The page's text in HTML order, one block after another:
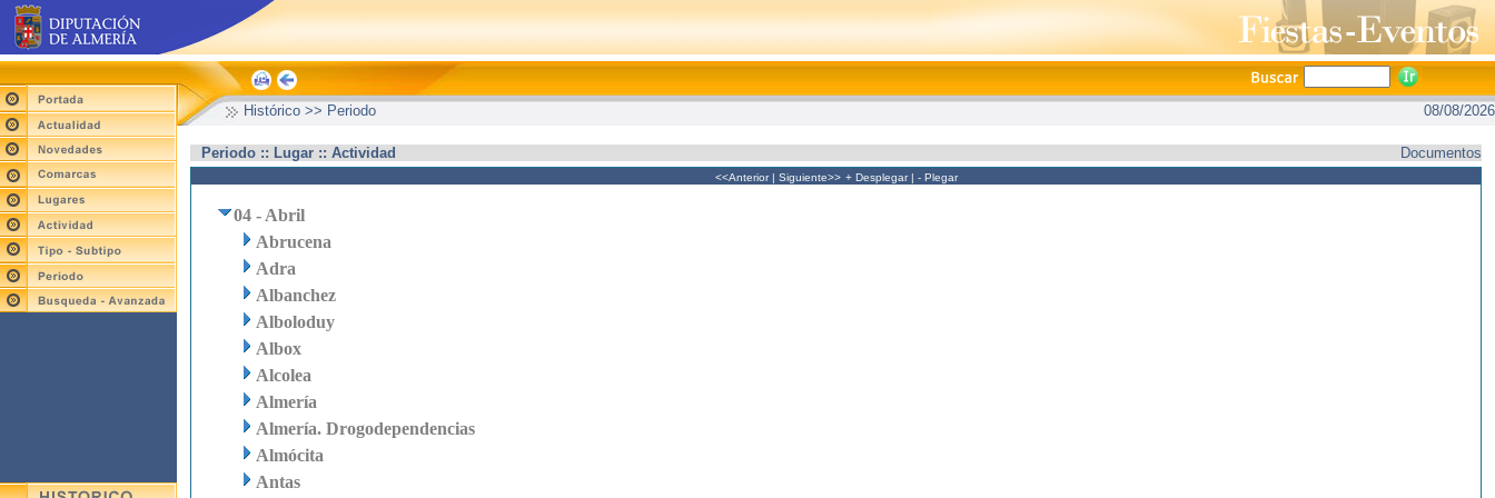
Histórico >> Periodo 08/08/2026
Periodo :: Lugar :: Actividad Documentos
<<Anterior| Siguiente>> + Desplegar| - Plegar
04 - Abril
Abrucena
Adra
Albanchez
Alboloduy
Albox
Alcolea
Almería
Almería. Drogodependencias
Almócita
Antas